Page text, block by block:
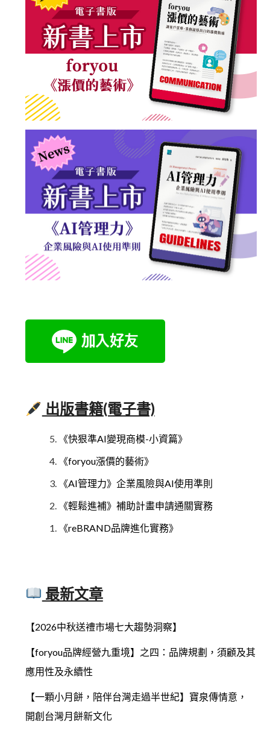
出版書籍(電子書)
《快狠準AI變現商模-小資篇》
《foryou漲價的藝術》
《AI管理力》企業風險與AI使用準則
《輕鬆進補》補助計畫申請通關實務
《reBRAND品牌進化實務》
最新文章
【2026中秋送禮市場七大趨勢洞察】
【foryou品牌經營九重境】之四：品牌規劃，須顧及其
應用性及永續性
【一顆小月餅，陪伴台灣走過半世紀】寶泉傳情意，
開創台灣月餅新文化